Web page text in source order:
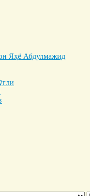
Яҳё Абдулмажид